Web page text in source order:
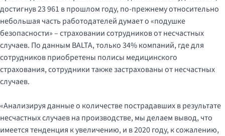
достигнув 23 961 в прошлом году, по-прежнему относительно
небольшая часть работодателей думает о «подушке
безопасности» – страховании сотрудников от несчастных
случаев. По данным BALTA, только 34% компаний, где для
сотрудников приобретены полисы медицинского
страхования, сотрудники также застрахованы от несчастных
случаев.
«Анализируя данные о количестве пострадавших в результате
несчастных случаев на производстве, мы делаем вывод, что
имеется тенденция к увеличению, и в 2020 году, к сожалению,